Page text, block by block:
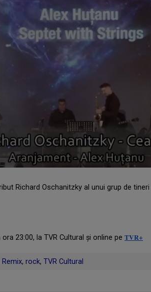
Richard Oschanitzky al unui grup de
23:00, la TVR Cultural și online pe TVR+
Remix, rock, TVR Cultural